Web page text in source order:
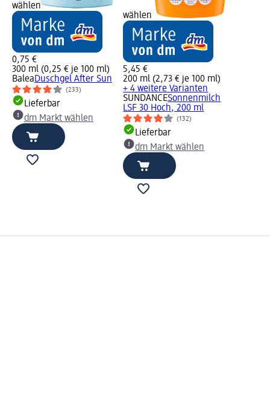
wählen
0,75 €
300 ml (0,25 € je 100 ml)
BaleaDuschgel After Sun
(233)
Lieferbar
dm Markt wählen
wählen
5,45 €
200 ml (2,73 € je 100 ml)
+ 4 weitere Varianten
SUNDANCESonnenmilch
LSF 30 Hoch, 200 ml
(132)
Lieferbar
dm Markt wählen